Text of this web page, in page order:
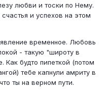
любви и тоски по Нему.
и успехов на этом
временное. Любовь
- такую "широту в
Как будто пипеткой (потом
тебе капнули амриту в
ты на верном пути.